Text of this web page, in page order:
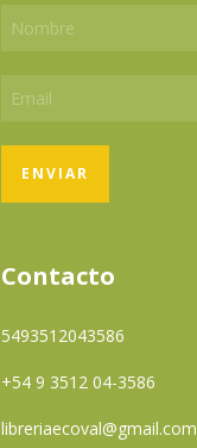
Contacto
5493512043586
+54 9 3512 04-3586
libreriaecoval@gmail.com